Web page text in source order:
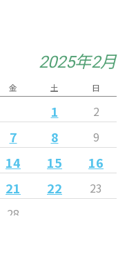
2025年2月
金 土 日
1 2
7 8 9
14 15
16
21 22
23
28